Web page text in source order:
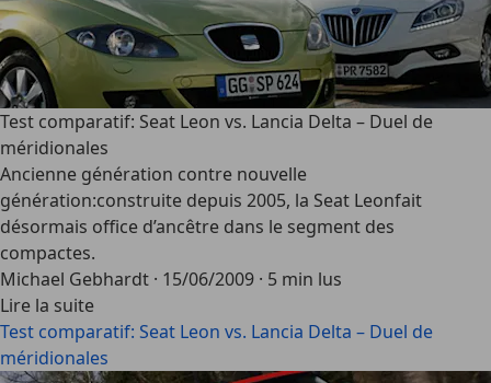
Test comparatif: Seat Leon vs. Lancia Delta – Duel de
méridionales
Ancienne génération contre nouvelle
génération:construite depuis 2005, la Seat Leonfait
désormais office d’ancêtre dans le segment des
compactes.
Michael Gebhardt · 15/06/2009 · 5 min lus
Lire la suite
Test comparatif: Seat Leon vs. Lancia Delta – Duel de
méridionales